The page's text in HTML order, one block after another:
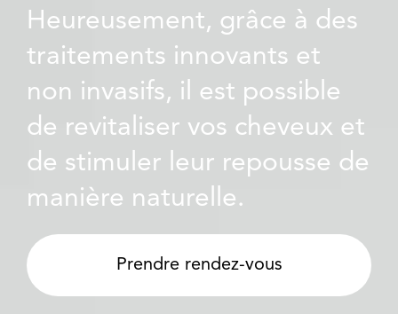
Heureusement, grâce à des
traitements innovants et
non invasifs, il est possible
de revitaliser vos cheveux et
de stimuler leur repousse de
manière naturelle.
Prendre rendez-vous